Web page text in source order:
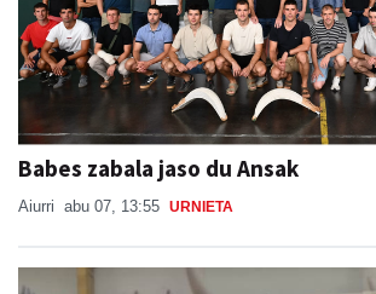
Babes zabala jaso du Ansak
Aiurri abu 07, 13:55 URNIETA